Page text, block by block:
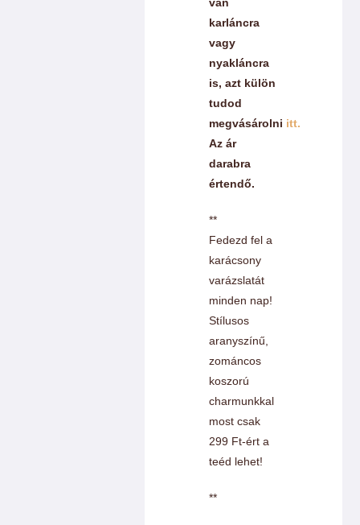
van
karláncra
vagy
nyakláncra
is, azt külön
tudod
megvásárolni itt.
Az ár
darabra
értendő.
**
Fedezd fel a
karácsony
varázslatát
minden nap!
Stílusos
aranyszínű,
zománcos
koszorú
charmunkkal
most csak
299 Ft-ért a
teéd lehet!
**